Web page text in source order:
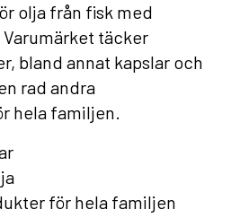
olja från fisk med
täcker
bland annat kapslar och
rad andra
hela familjen.
för hela familjen